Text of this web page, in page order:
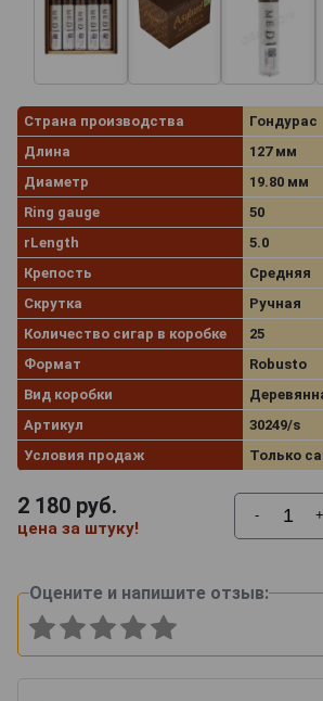
Страна производства
Гондурас
Длина
127 мм
Диаметр
19.80 мм
Ring gauge
50
rLength
5.0
Крепость
Средняя
Скрутка
Ручная
Количество сигар в коробке
25
Формат
Robusto
Вид коробки
Артикул
30249/s
Условия продаж
Только
2 180 руб.
цена за штуку!
- +
Оцените и напишите отзыв: